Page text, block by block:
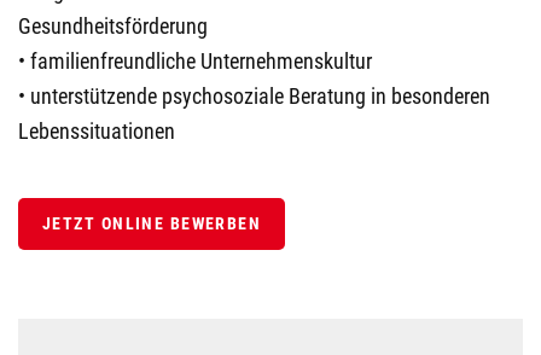
Gesundheitsförderung
• familienfreundliche Unternehmenskultur
• unterstützende psychosoziale Beratung in besonderen
Lebenssituationen
JETZT ONLINE BEWERBEN